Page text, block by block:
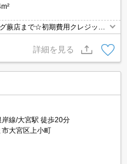
蕨店まで☆初期費用クレジット
約もお気軽にご相談ください！
詳細を見る
線/大宮駅 徒歩20分
大宮区上小町